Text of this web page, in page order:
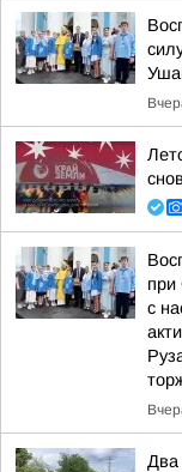
при
с
Два